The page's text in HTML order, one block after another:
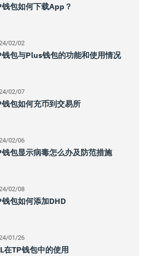
钱包如何下载App？
02/02
钱包与Plus钱包的功能和使用情况
02/07
钱包如何充币到交易所
02/06
钱包显示病毒怎么办及防范措施
02/08
钱包如何添加DHD
01/26
在TP钱包中的使用